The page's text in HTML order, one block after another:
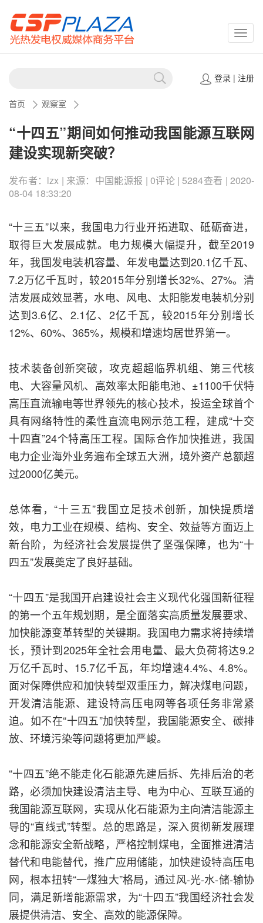
登录| 注册
首页 观察室
“十四五”期间如何推动我国能源互联网
建设实现新突破？
发布者：lzx | 来源：中国能源报 | 0评论 | 5284查看 | 2020-
08-04 18:33:20
“十三五”以来，我国电力行业开拓进取、砥砺奋进，
取得巨大发展成就。电力规模大幅提升，截至2019
年，我国发电装机容量、年发电量达到20.1亿千瓦、
7.2万亿千瓦时，较2015年分别增长32%、27%。清
洁发展成效显著，水电、风电、太阳能发电装机分别
达到3.6亿、2.1亿、2亿千瓦，较2015年分别增长
12%、60%、365%，规模和增速均居世界第一。
技术装备创新突破，攻克超超临界机组、第三代核
电、大容量风机、高效率太阳能电池、±1100千伏特
高压直流输电等世界领先的核心技术，投运全球首个
具有网络特性的柔性直流电网示范工程，建成“十交
十四直”24个特高压工程。国际合作加快推进，我国
电力企业海外业务遍布全球五大洲，境外资产总额超
过2000亿美元。
总体看，“十三五”我国立足技术创新，加快提质增
效，电力工业在规模、结构、安全、效益等方面迈上
新台阶，为经济社会发展提供了坚强保障，也为“十
四五”发展奠定了良好基础。
“十四五”是我国开启建设社会主义现代化强国新征程
的第一个五年规划期，是全面落实高质量发展要求、
加快能源变革转型的关键期。我国电力需求将持续增
长，预计到2025年全社会用电量、最大负荷将达9.2
万亿千瓦时、15.7亿千瓦，年均增速4.4%、4.8%。
面对保障供应和加快转型双重压力，解决煤电问题，
开发清洁能源、建设特高压电网等各项任务非常紧
迫。如不在“十四五”加快转型，我国能源安全、碳排
放、环境污染等问题将更加严峻。
“十四五”绝不能走化石能源先建后拆、先排后治的老
路，必须加快建设清洁主导、电为中心、互联互通的
我国能源互联网，实现从化石能源为主向清洁能源主
导的“直线式”转型。总的思路是，深入贯彻新发展理
念和能源安全新战略，严格控制煤电，全面推进清洁
替代和电能替代，推广应用储能，加快建设特高压电
网，根本扭转“一煤独大”格局，通过风-光-水-储-输协
同，满足新增能源需求，为“十四五”我国经济社会发
展提供清洁、安全、高效的能源保障。